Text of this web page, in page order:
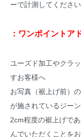
ーで計測してください
：ワンポイントア
ユーズド加工やクラ
すお客様へ
お写真（裾上げ前）
が施されているジー
2cm程度の裾上げで
んでいただくことを